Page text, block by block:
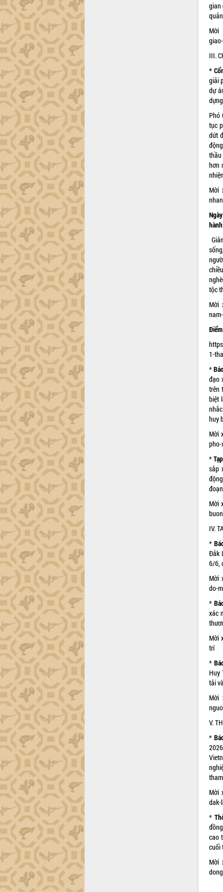
gian
Mời
III.
*
giải
dự
Phó
tục
dứt
thầu
hơn
Mời
tộc
Mời
1-
*
đạo
trên
biệt
huy
Mời
*
sắp
Mời
IV.
*
Đắk
6/6,
Mời
do-
*
xác
Mời
trí
*
Huy
tải
Mời
V.
*
Mời
dak-
*
cao
cuối
Mời